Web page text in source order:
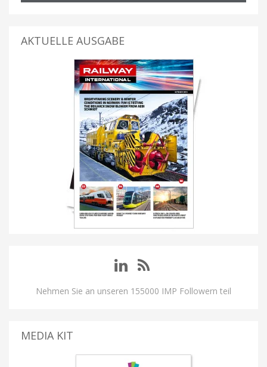
AKTUELLE AUSGABE
Nehmen Sie an unseren 155000 IMP Followern teil
MEDIA KIT